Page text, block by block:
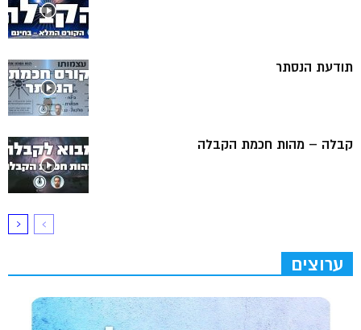
תודעת הנסתר
קבלה – מהות חכמת הקבלה
ערוצים